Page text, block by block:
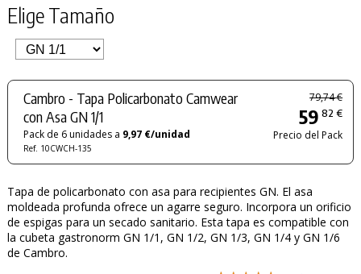
Elige Tamaño
Cambro - Tapa Policarbonato Camwear
con Asa GN 1/1
Pack de 6 unidades a 9,97 €/unidad
Ref. 10CWCH-135
79,74 €
59 82 €
Precio del Pack
Tapa de policarbonato con asa para recipientes GN. El asa
moldeada profunda ofrece un agarre seguro. Incorpora un orificio
de espigas para un secado sanitario. Esta tapa es compatible con
la cubeta gastronorm GN 1/1, GN 1/2, GN 1/3, GN 1/4 y GN 1/6
de Cambro.